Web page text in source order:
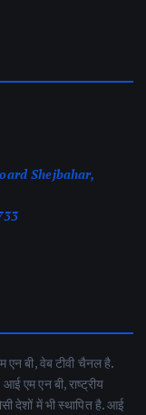
Shejbahar,
एन बी, वेब टीवी चैनल है.
एम एन बी, राष्ट्रीय
देशों में भी स्थापित है. आई